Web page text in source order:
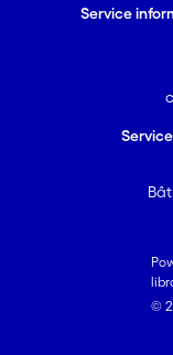
Service
©